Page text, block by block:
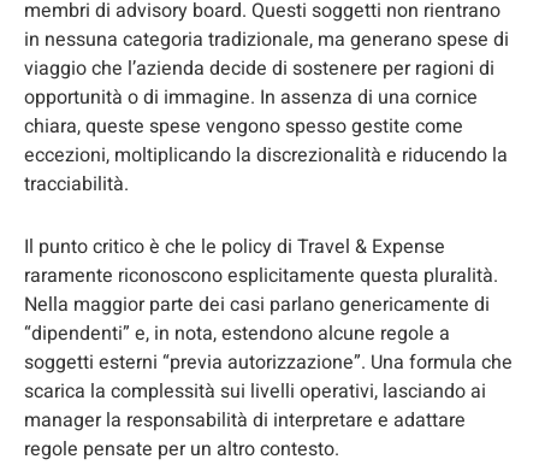
membri di advisory board. Questi soggetti non rientrano
in nessuna categoria tradizionale, ma generano spese di
viaggio che l’azienda decide di sostenere per ragioni di
opportunità o di immagine. In assenza di una cornice
chiara, queste spese vengono spesso gestite come
eccezioni, moltiplicando la discrezionalità e riducendo la
tracciabilità.
Il punto critico è che le policy di Travel & Expense
raramente riconoscono esplicitamente questa pluralità.
Nella maggior parte dei casi parlano genericamente di
“dipendenti” e, in nota, estendono alcune regole a
soggetti esterni “previa autorizzazione”. Una formula che
scarica la complessità sui livelli operativi, lasciando ai
manager la responsabilità di interpretare e adattare
regole pensate per un altro contesto.